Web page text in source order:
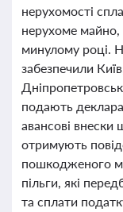
нерухомості
нерухоме
минулому році.
забезпечили
подають
авансові внески
отримують
пошкодженого
пільги, які
та сплати